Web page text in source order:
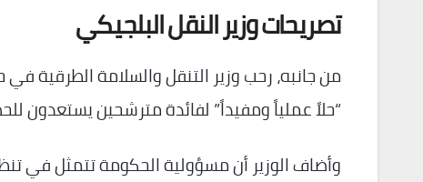
تصريحات وزير النقل البلجيكي
من جانبه، رحب وزير التنقل والسلامة الطرقية
“حلاً عملياً ومفيداً” لفائدة مترشحين يستعدون
وأضاف الوزير أن مسؤولية الحكومة تتمثل في